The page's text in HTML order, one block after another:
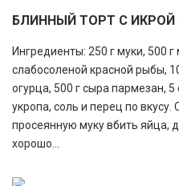
БЛИННЫЙ ТОРТ С
Ингредиенты: 250 г муки, 500
слабосоленой красной рыбы,
огурца, 500 г сыра пармезан,
укропа, соль и перец по вкусу.
просеянную муку вбить яйца,
хорошо...